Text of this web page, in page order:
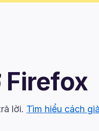
Firefox
lời. Tìm hiểu cách